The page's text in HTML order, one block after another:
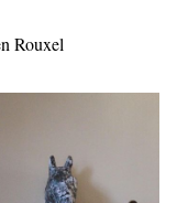
Rouxel